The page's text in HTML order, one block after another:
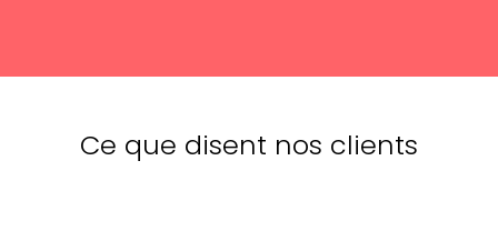
Ce que disent nos clients